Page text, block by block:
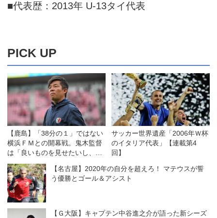
■代表歴：2013年 U-13タイ代表
PICK UP
【鹿島】「38分の１」ではない
横浜ＦＭとの開幕戦。鬼木監督
は「良いものを見せたいし、決
勝戦のつもりで戦う」
サッカー世界遺産「2006年Ｗ杯
のイタリア代表」【連載第4
回】
【名古屋】2020年の自分を超えろ！ マテウスが誓
う優勝とゴール＆アシスト
【Ｇ大阪】キャプテン中谷進之介が語った新シーズ